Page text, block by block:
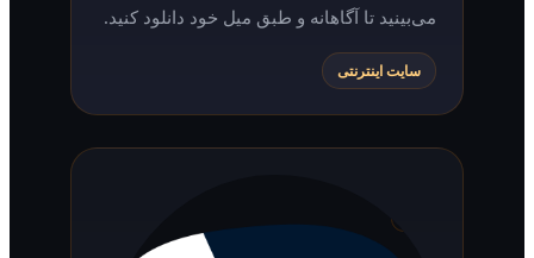
می‌بینید تا آگاهانه و طبق میل خود دانلود کنید.
سایت اینترنتی